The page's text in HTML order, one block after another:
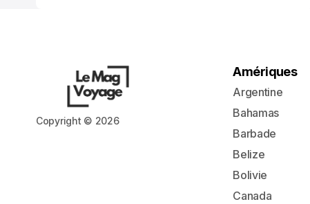
Copyright © 2026
Amériques
Argentine
Bahamas
Barbade
Belize
Bolivie
Canada